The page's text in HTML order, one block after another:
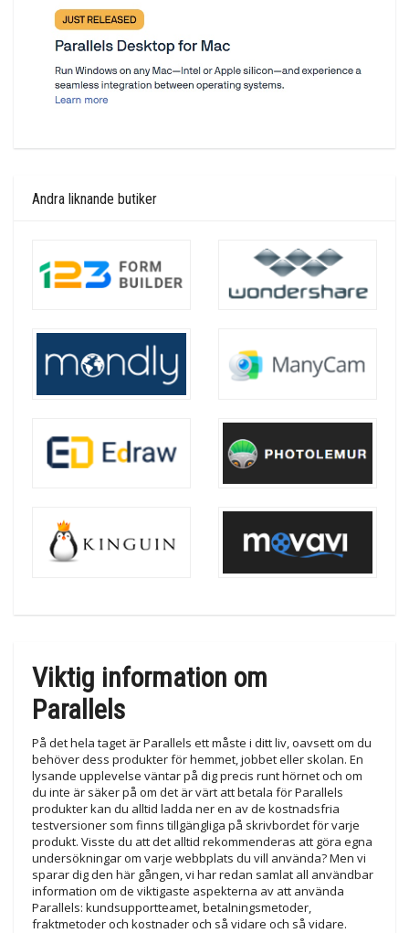
Andra liknande butiker
Viktig information om
Parallels
På det hela taget är Parallels ett måste i ditt liv, oavsett om du
behöver dess produkter för hemmet, jobbet eller skolan. En
lysande upplevelse väntar på dig precis runt hörnet och om
du inte är säker på om det är värt att betala för Parallels
produkter kan du alltid ladda ner en av de kostnadsfria
testversioner som finns tillgängliga på skrivbordet för varje
produkt. Visste du att det alltid rekommenderas att göra egna
undersökningar om varje webbplats du vill använda? Men vi
sparar dig den här gången, vi har redan samlat all användbar
information om de viktigaste aspekterna av att använda
Parallels: kundsupportteamet, betalningsmetoder,
fraktmetoder och kostnader och så vidare och så vidare.